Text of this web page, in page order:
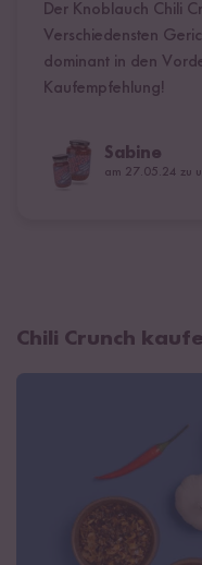
Der Knoblauch Chili
Verschiedensten
dominant in den
Kaufempfehlung!
Sabine
am 27.05.24 zu
Chili Crunch